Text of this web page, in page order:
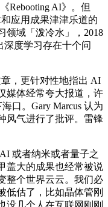
Rebooting AI》。但
应用成果津津乐道的
领域「泼冷水」，2018
深度学习存在十个问
，更针对性地指出 AI
媒体经常夸大报道，许
口。Gary Marcus 认为
风气进行了批评。雷锋
或者纳米或者量子之
盖大的成果也经常被说
整个世界云云。我们必
低估了，比如晶体管刚
没几个人在互联网刚刚